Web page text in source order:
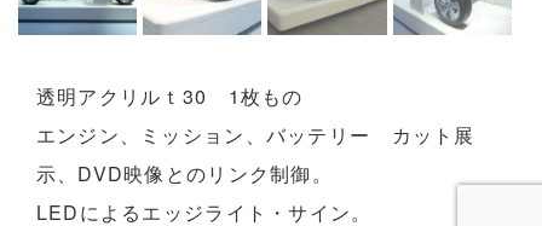
透明アクリルｔ30 1枚もの
エンジン、ミッション、バッテリー カット展
示、DVD映像とのリンク制御。
LEDによるエッジライト・サイン。